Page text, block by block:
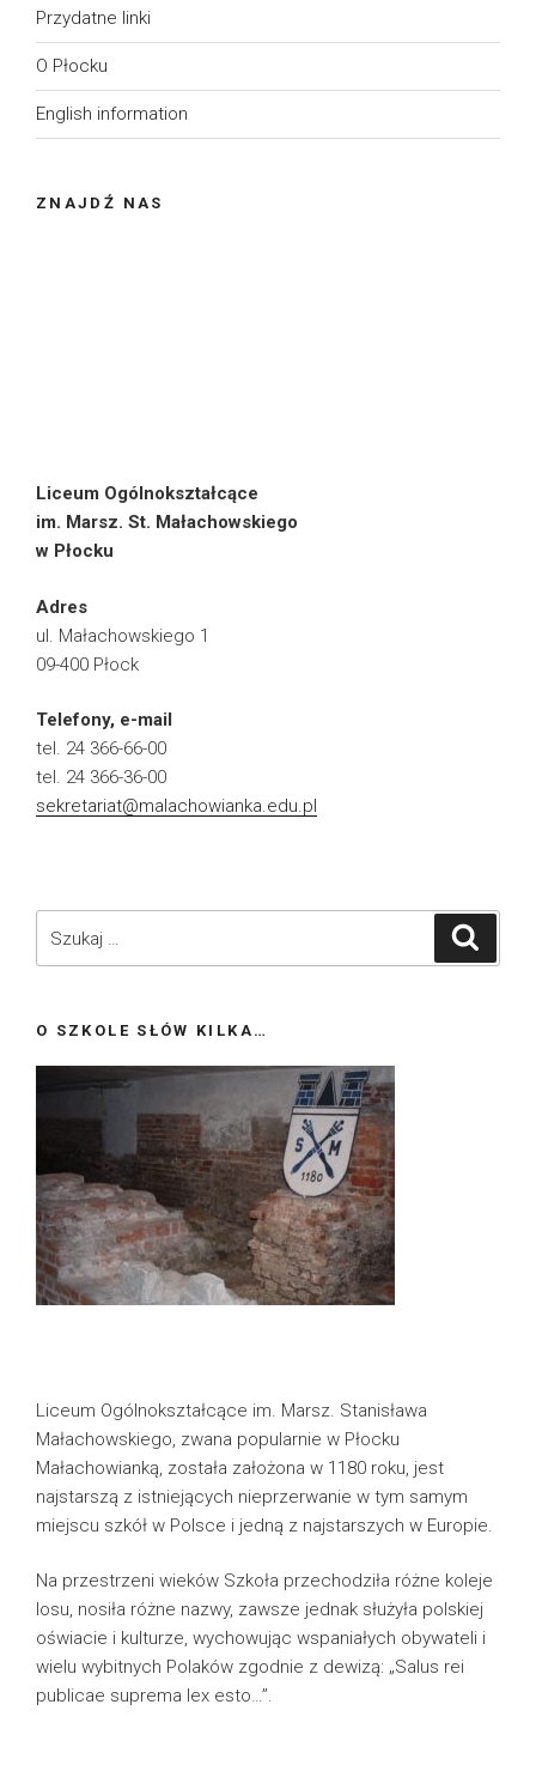
Przydatne linki
O Płocku
English information
ZNAJDŹ NAS
Liceum Ogólnokształcące
im. Marsz. St. Małachowskiego
w Płocku
Adres
ul. Małachowskiego 1
09-400 Płock
Telefony, e-mail
tel. 24 366-66-00
tel. 24 366-36-00
sekretariat@malachowianka.edu.pl
O SZKOLE SŁÓW KILKA…
Liceum Ogólnokształcące im. Marsz. Stanisława
Małachowskiego, zwana popularnie w Płocku
Małachowianką, została założona w 1180 roku, jest
najstarszą z istniejących nieprzerwanie w tym samym
miejscu szkół w Polsce i jedną z najstarszych w Europie.
Na przestrzeni wieków Szkoła przechodziła różne koleje
losu, nosiła różne nazwy, zawsze jednak służyła polskiej
oświacie i kulturze, wychowując wspaniałych obywateli i
wielu wybitnych Polaków zgodnie z dewizą: „Salus rei
publicae suprema lex esto…”.